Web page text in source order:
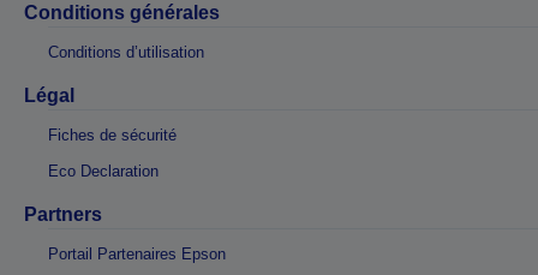
Conditions générales
Conditions d’utilisation
Légal
Fiches de sécurité
Eco Declaration
Partners
Portail Partenaires Epson